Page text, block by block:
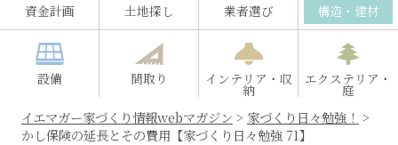
資金計画 土地探し 業者選び 構造・建材
設備 間取り インテリア・収
納
エクステリア・
庭
イエマガー家づくり情報webマガジン > 家づくり日々勉強！ >
かし保険の延長とその費用【家づくり日々勉強 71】